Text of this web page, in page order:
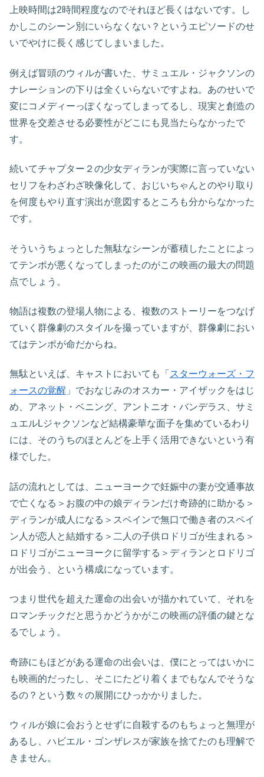
上映時間は2時間程度なのでそれほど長くはないです。し
かしこのシーン別にいらなくない？というエピソードのせ
いでやけに長く感じてしまいました。
例えば冒頭のウィルが書いた、サミュエル・ジャクソンの
ナレーションの下りは全くいらないですよね。あのせいで
変にコメディーっぽくなってしまってるし、現実と創造の
世界を交差させる必要性がどこにも見当たらなかったで
す。
続いてチャプター２の少女ディランが実際に言っていない
セリフをわざわざ映像化して、おじいちゃんとのやり取り
を何度もやり直す演出が意図するところも分からなかった
です。
そういうちょっとした無駄なシーンが蓄積したことによっ
てテンポが悪くなってしまったのがこの映画の最大の問題
点でしょう。
物語は複数の登場人物による、複数のストーリーをつなげ
ていく群像劇のスタイルを撮っていますが、群像劇におい
てはテンポが命だからね。
無駄といえば、キャストにおいても「 スターウォーズ・フ
ォースの覚醒 」でおなじみのオスカー・アイザックをはじ
め、アネット・ベニング、アントニオ・バンデラス、サミ
ュエルLジャクソンなど結構豪華な面子を集めているわり
には、そのうちのほとんどを上手く活用できないという有
様でした。
話の流れとしては、ニューヨークで妊娠中の妻が交通事故
で亡くなる＞お腹の中の娘ディランだけ奇跡的に助かる＞
ディランが成人になる＞スペインで無口で働き者のスペイ
ン人が恋人と結婚する＞二人の子供ロドリゴが生まれる＞
ロドリゴがニューヨークに留学する＞ディランとロドリゴ
が出会う、という構成になっています。
つまり世代を超えた運命の出会いが描かれていて、それを
ロマンチックだと思うかどうかがこの映画の評価の鍵とな
るでしょう。
奇跡にもほどがある運命の出会いは、僕にとってはいかに
も映画的だったし、そこにたどり着くまでもなんでそうな
るの？という数々の展開にひっかかりました。
ウィルが娘に会おうとせずに自殺するのもちょっと無理が
あるし、ハビエル・ゴンザレスが家族を捨てたのも理解で
きません。